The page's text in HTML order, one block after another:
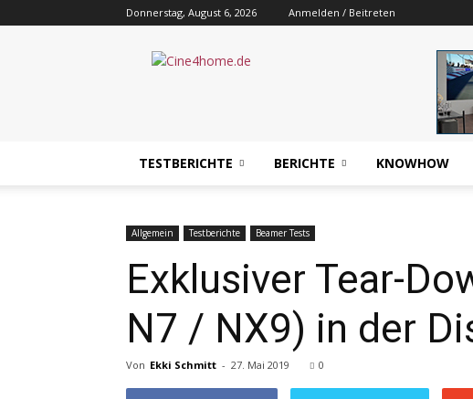
Donnerstag, August 6, 2026 Anmelden / Beitreten
Cine4home.de
TESTBERICHTE BERICHTE KNOWHOW
Allgemein Testberichte Beamer Tests
Exklusiver Tear-
N7 / NX9) in der
Von Ekki Schmitt - 27. Mai 2019 0